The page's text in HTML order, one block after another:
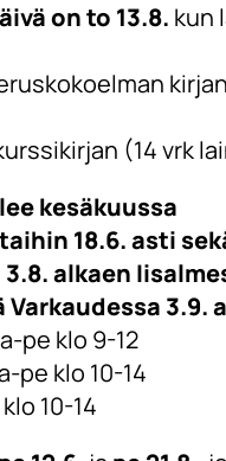
on to 13.8. kun
(14 vrk
kesäkuussa
18.6. asti
alkaen
Varkaudessa 3.9.
pe klo 9-12
pe klo 10-14
10-14